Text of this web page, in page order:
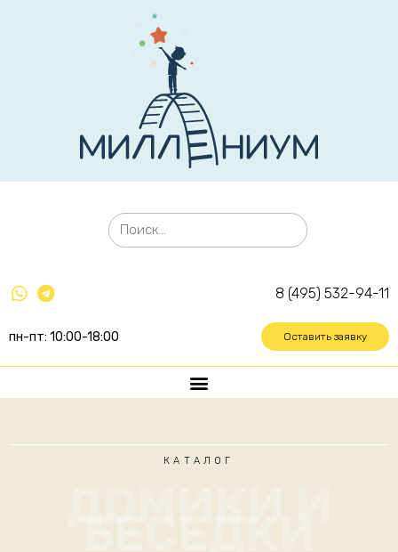
8 (495) 532-94-11
пн-пт: 10:00-18:00 Оставить заявку
КАТАЛОГ